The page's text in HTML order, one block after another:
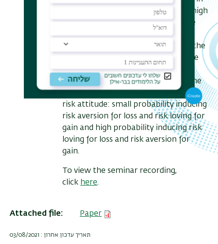
a lottery ticket (i.e., a product with high
gain - small loss) can be worthwhile
for those with low wealth and for a
medium wealth the added value of the
lottery decreases down to a negative
value as wealth increases Finally, we
show that for significant loss/gain the
model induce the fourfold pattern of
risk attitude: small probability inducing
risk aversion for loss and risk loving for
gain and high probability inducing risk
loving for loss and risk aversion for
gain.
To view the seminar recording,
click here.
Attached file Paper
תאריך עדכון אחרון : 03/08/2021